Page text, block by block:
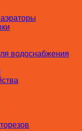
водоснабжения